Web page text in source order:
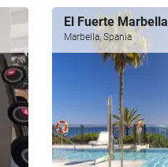
El Fuerte Marbella
Marbella, Spania